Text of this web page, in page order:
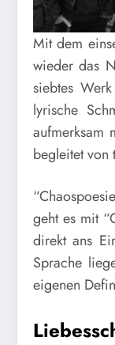
Mit dem
wieder das
siebtes
lyrische
aufmerksam
begleitet
geht es mit
direkt ans
Sprache
eigenen